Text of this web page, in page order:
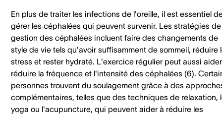
En plus de traiter les infections de l'oreille, il est essentiel
gérer les céphalées qui peuvent survenir. Les stratégies de
gestion des céphalées incluent faire des changements de
style de vie tels qu'avoir suffisamment de sommeil, réduire
stress et rester hydraté. L'exercice régulier peut aussi
réduire la fréquence et l'intensité des céphalées (6).
personnes trouvent du soulagement grâce à des
complémentaires, telles que des techniques de relaxation,
yoga ou l'acupuncture, qui peuvent aider à réduire les